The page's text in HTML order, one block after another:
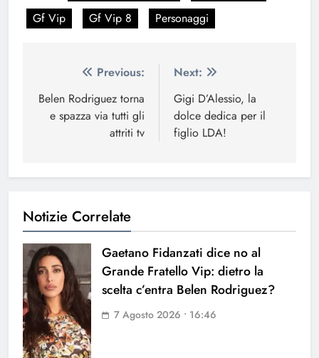
Gf Vip Gf Vip 8 Personaggi
Navigazione
articoli
Previous:
Belen Rodriguez torna
e spazza via tutti gli
attriti tv
Next:
Gigi D’Alessio, la
dolce dedica per il
figlio LDA!
Notizie Correlate
Gaetano Fidanzati dice no al
Grande Fratello Vip: dietro la
scelta c’entra Belen Rodriguez?
7 Agosto 2026 • 16:46